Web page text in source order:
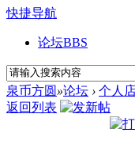
快捷导航
论坛BBS
泉币方圆 »论坛 › 个人
返回列表